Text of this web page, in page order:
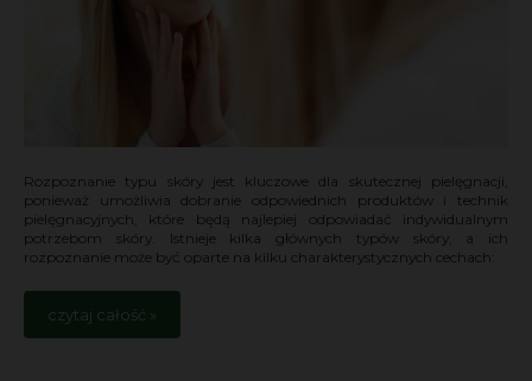
Rozpoznanie typu skóry jest kluczowe dla skutecznej pielęgnacji,
ponieważ umożliwia dobranie odpowiednich produktów i technik
pielęgnacyjnych, które będą najlepiej odpowiadać indywidualnym
potrzebom skóry. Istnieje kilka głównych typów skóry, a ich
rozpoznanie może być oparte na kilku charakterystycznych cechach:
czytaj całość »